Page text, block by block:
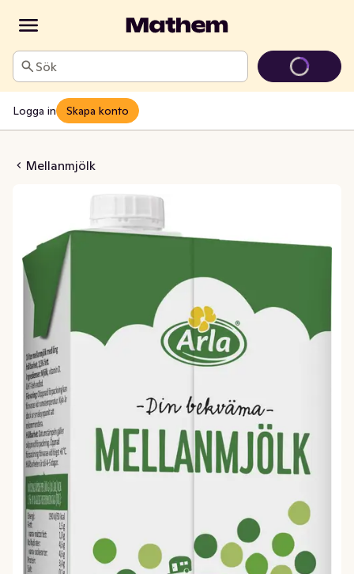
Sök
Logga in Skapa konto
Mellanmjölk
Hållbarhet 1,5%